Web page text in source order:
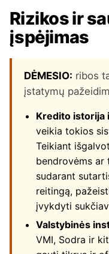
Rizikos ir
įspėjimas
DĖMESIO: ribos
įstatymų
Kredito istorija
veikia tokios
Teikiant
bendrovėms ar
sudarant
reitingą,
įvykdyti
Valstybinės
VMI, Sodra ir